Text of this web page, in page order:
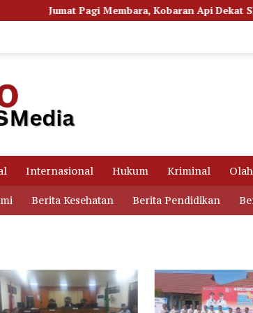
Membara, Kobaran Api Dekat SDN 3 Ketapang
Internasional Hukum Kriminal
Berita Kesehatan Berita Pendidikan